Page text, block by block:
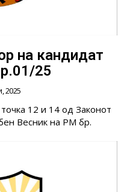
на кандидат
25
2025
12 и 14 од Законот
Весник на РМ бр.